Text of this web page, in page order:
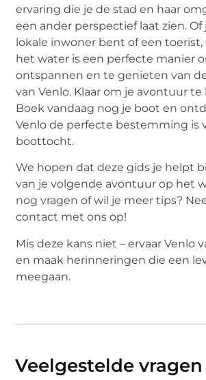
ervaring die je de stad en haar
een ander perspectief laat zien. Of
lokale inwoner bent of een toerist,
het water is een perfecte manier
ontspannen en te genieten van
van Venlo. Klaar om je avontuur
Boek vandaag nog je boot en
Venlo de perfecte bestemming is
boottocht.
We hopen dat deze gids je helpt
van je volgende avontuur op het
nog vragen of wil je meer tips?
contact met ons op!
Mis deze kans niet – ervaar Venlo
en maak herinneringen die een
meegaan.
Veelgestelde vragen